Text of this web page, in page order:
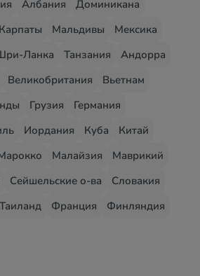
Албания
Доминикана
Мальдивы
Мексика
Ланка Танзания
Андорра
Великобритания
Вьетнам
Грузия
Германия
Иордания Куба
Китай
Малайзия
Маврикий
Сейшельские о-ва
Словакия
Таиланд Франция
Финляндия